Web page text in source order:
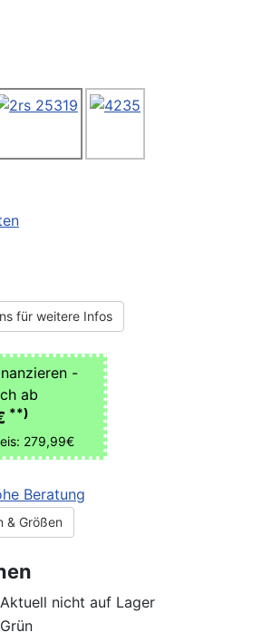
für weitere Infos
-
ab
**)
279,99€
& Größen
Aktuell nicht auf Lager
Grün